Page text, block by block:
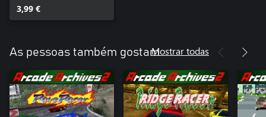
3,99 €
As pessoas também gostamMostrar todas